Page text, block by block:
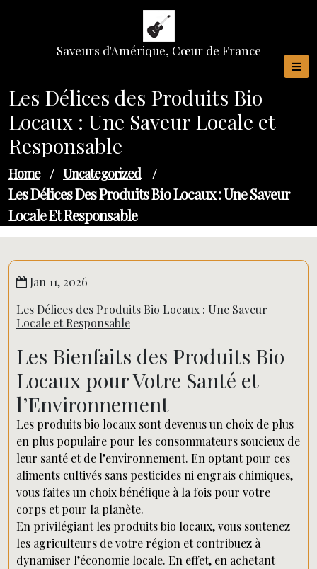
Saveurs d'Amérique, Cœur de France
Les Délices des Produits Bio
Locaux : Une Saveur Locale et
Responsable
Home / Uncategorized /
Les Délices Des Produits Bio Locaux : Une Saveur
Locale Et Responsable
Jan 11, 2026
Les Délices des Produits Bio Locaux : Une Saveur
Locale et Responsable
Les Bienfaits des Produits Bio
Locaux pour Votre Santé et
l’Environnement
Les produits bio locaux sont devenus un choix de plus
en plus populaire pour les consommateurs soucieux de
leur santé et de l’environnement. En optant pour ces
aliments cultivés sans pesticides ni engrais chimiques,
vous faites un choix bénéfique à la fois pour votre
corps et pour la planète.
En privilégiant les produits bio locaux, vous soutenez
les agriculteurs de votre région et contribuez à
dynamiser l’économie locale. En effet, en achetant